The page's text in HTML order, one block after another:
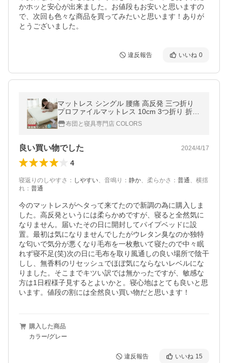
かホッと安心が出来ました。お値段もお安いと思いますの
で、次回も色々な商品を買ってみたいと思います！ありが
とうございました。
違反報告 いいね 0
マットレス シングル 腰痛 高反発 三つ折り
プロファイルマットレス 10cm 3つ折り 折り
たたみ 敷き布団 厚み10cm パイル生地 爆買
布団と寝具専門店 COLORS
良い買い物でした 2024/4/17
4
寝返りのしやすさ ： しやすい、 音鳴り ： 静か、 柔らかさ ： 普通、 横揺
れ ： 普通
今のマットレスがヘタって来てたので新調の為に購入しま
した。高反発というには柔らかめですが、寝ると全然気に
なりません。届いたその日に開封してパイプベッドに設
置。最初は気になりませんでしたがウレタン臭なのか独特
な匂いで気分が悪くなり毛布を一枚敷いて寝たので中々眠
れず寝不足(笑)次の日に毛布を取り風通しの良い場所で陰干
しし、無香料のリセッシュでほぼ気にならないレベルにな
りました。そこまでキツい訳では無かったですが、敏感な
方は1日程様子見するとよいかと。寝心地はとても良いと思
います。値段の割には全然良い買い物だと思います！
購入した商品
カラー/グレー
違反報告 いいね 15